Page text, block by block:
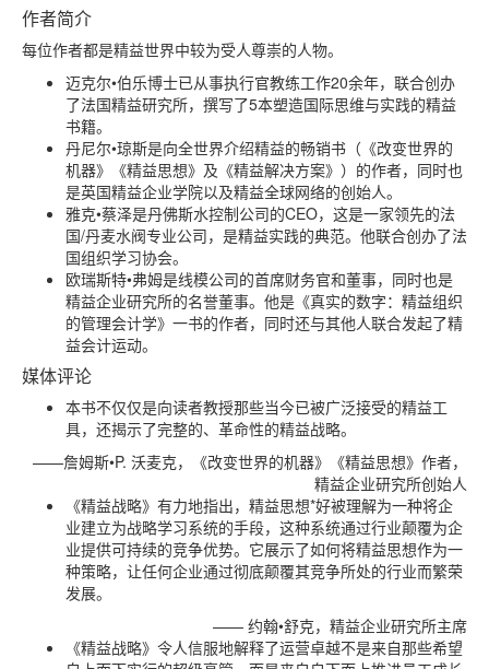
作者简介
每位作者都是精益世界中较为受人尊崇的人物。
迈克尔•伯乐博士已从事执行官教练工作20余年，联合创办
了法国精益研究所，撰写了5本塑造国际思维与实践的精益
书籍。
丹尼尔•琼斯是向全世界介绍精益的畅销书（《改变世界的
机器》《精益思想》及《精益解决方案》）的作者，同时也
是英国精益企业学院以及精益全球网络的创始人。
雅克•蔡泽是丹佛斯水控制公司的CEO，这是一家领先的法
国/丹麦水阀专业公司，是精益实践的典范。他联合创办了法
国组织学习协会。
欧瑞斯特•弗姆是线模公司的首席财务官和董事，同时也是
精益企业研究所的名誉董事。他是《真实的数字：精益组织
的管理会计学》一书的作者，同时还与其他人联合发起了精
益会计运动。
媒体评论
本书不仅仅是向读者教授那些当今已被广泛接受的精益工
具，还揭示了完整的、革命性的精益战略。
——詹姆斯•P. 沃麦克，《改变世界的机器》《精益思想》作者，
精益企业研究所创始人
《精益战略》有力地指出，精益思想*好被理解为一种将企
业建立为战略学习系统的手段，这种系统通过行业颠覆为企
业提供可持续的竞争优势。它展示了如何将精益思想作为一
种策略，让任何企业通过彻底颠覆其竞争所处的行业而繁荣
发展。
—— 约翰•舒克，精益企业研究所主席
《精益战略》令人信服地解释了运营卓越不是来自那些希望